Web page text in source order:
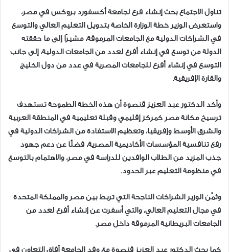
تناول الاجتماع بحث إنشاء فرع لجامعة أكسفورد بروكس في مصر،
واستعرض الوزير خطة الوزارة الخاصة بتدويل التعليم العالي والتوسع
في الشراكات الدولية مع الجامعات المرموقة، مشيرًا إلى ما حققته
الدولة من توسع في إنشاء أفرع لعدد من الجامعات الدولية، إلى جانب
التوسع في إنشاء أفرع للجامعات المصرية في عدد من دول الخليج
والقارة الإفريقية.
وأكد الدكتور عبد العزيز قنصوة أن هذه الخطة الطموحة تستهدف
ترسيخ مكانة مصر كمركز إقليمي وقبلة تعليمية في المنطقة العربية
والشرق الأوسط وإفريقيا، وتعظيم الاستفادة من الشراكات الدولية في
رفع تنافسية المؤسسات الأكاديمية المصرية، فضلًا عن دعم جهود
جذب المزيد من الطلاب الوافدين للدراسة في مصر، والاهتمام بالتوسع
في منظومة التعليم عبر الحدود.
وثمّن الوزير الشراكات الناجحة التي تربط بين مصر والمملكة المتحدة
في مجال التعليم العالي، والتي أسفرت عن إنشاء أفرع لعدد من
الجامعات البريطانية المرموقة داخل مصر.
كما بحث الدكتور عبد العزيز قنصوة مع وفد الجامعة آفاق التعاون في